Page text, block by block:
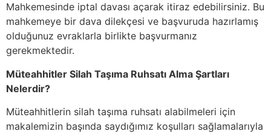
Mahkemesinde iptal davası açarak itiraz edebilirsiniz. Bu
mahkemeye bir dava dilekçesi ve başvuruda hazırlamış
olduğunuz evraklarla birlikte başvurmanız
gerekmektedir.
Müteahhitler Silah Taşıma Ruhsatı Alma Şartları
Nelerdir?
Müteahhitlerin silah taşıma ruhsatı alabilmeleri için
makalemizin başında saydığımız koşulları sağlamalarıyla